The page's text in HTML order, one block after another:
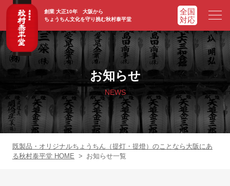
創業 大正10年 大阪から
ちょうちん文化を守り挑む秋村泰平堂
ホーム HOME
ADVATAGE
提灯一覧 CHOCHIN
お知らせ
NEWS
既製品・オリジナルちょうちん（提灯・提燈）のことなら大阪にあ
る秋村泰平堂 HOME > お知らせ一覧